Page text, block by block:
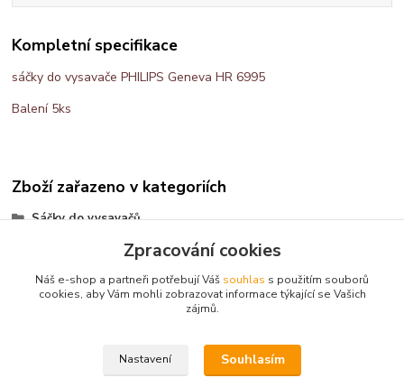
Kompletní specifikace
sáčky do vysavače PHILIPS Geneva HR 6995
Balení 5ks
Zboží zařazeno v kategoriích
Sáčky do vysavačů
Zpracování cookies
Náš e-shop a partneři potřebují Váš souhlas s použitím souborů
cookies, aby Vám mohli zobrazovat informace týkající se Vašich
zájmů.
Nastavení Souhlasím